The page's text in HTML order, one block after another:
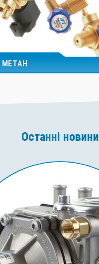
Останні новини